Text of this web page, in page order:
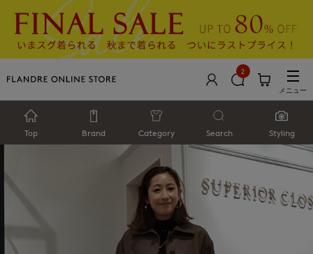
2
メニュー
Top Brand Category Search Styling